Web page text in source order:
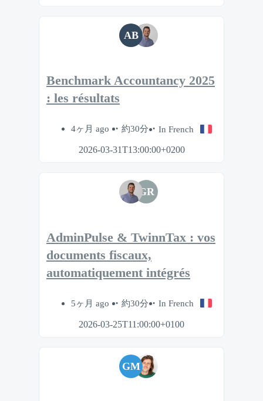
AB
Benchmark Accountancy 2025
: les résultats
4ヶ月 ago 約30分 In French
2026-03-31T13:00:00+0200
GR
AdminPulse & TwinnTax : vos
documents fiscaux,
automatiquement intégrés
5ヶ月 ago 約30分 In French
2026-03-25T11:00:00+0100
GM